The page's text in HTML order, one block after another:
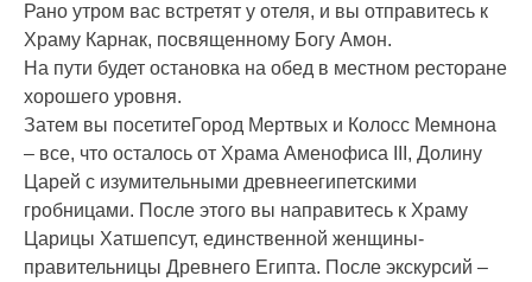
Рано утром вас встретят у отеля, и вы отправитесь к
Храму Карнак, посвященному Богу Амон.
На пути будет остановка на обед в местном ресторане
хорошего уровня.
Затем вы посетитеГород Мертвых и Колосс Мемнона
– все, что осталось от Храма Аменофиса III, Долину
Царей с изумительными древнеегипетскими
гробницами. После этого вы направитесь к Храму
Царицы Хатшепсут, единственной женщины-
правительницы Древнего Египта. После экскурсий –